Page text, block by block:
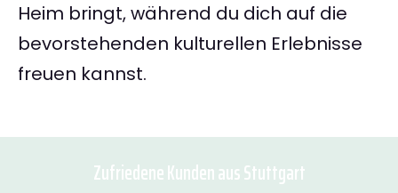
Heim bringt, während du dich auf die
bevorstehenden kulturellen Erlebnisse
freuen kannst.
Zufriedene Kunden aus Stuttgart